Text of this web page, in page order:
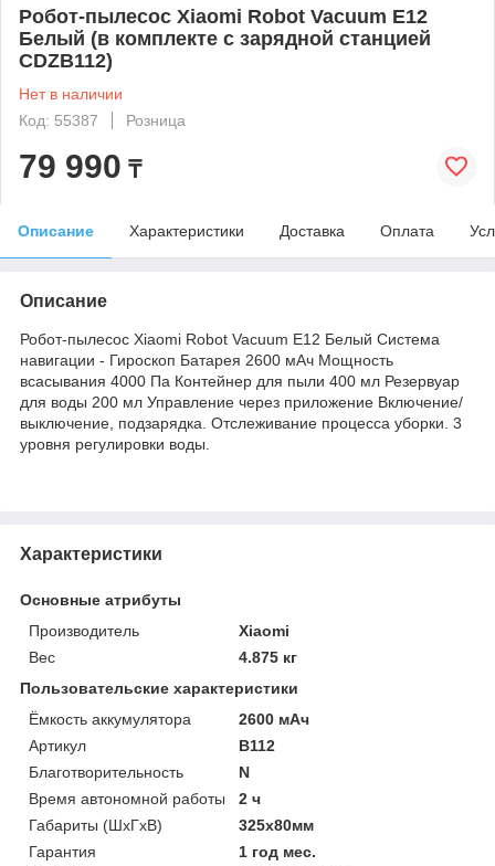
Робот-пылесос Xiaomi Robot Vacuum E12
Белый (в комплекте c зарядной станцией
CDZB112)
Нет в наличии
Код: 55387
Розница
79 990 ₸
Описание Характеристики Доставка Оплата
Описание
Робот-пылесос Xiaomi Robot Vacuum E12 Белый Система
навигации - Гироскоп Батарея 2600 мАч Мощность
всасывания 4000 Па Контейнер для пыли 400 мл Резервуар
для воды 200 мл Управление через приложение Включение/
выключение, подзарядка. Отслеживание процесса уборки. 3
уровня регулировки воды.
Характеристики
Основные атрибуты
Производитель
Xiaomi
Вес
4.875 кг
Пользовательские характеристики
Ёмкость аккумулятора
2600 мАч
Артикул
B112
Благотворительность
N
Время автономной работы
2 ч
Габариты (ШхГхВ)
325x80мм
Гарантия
1 год мес.